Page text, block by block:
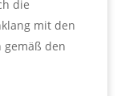
die
mit den
den